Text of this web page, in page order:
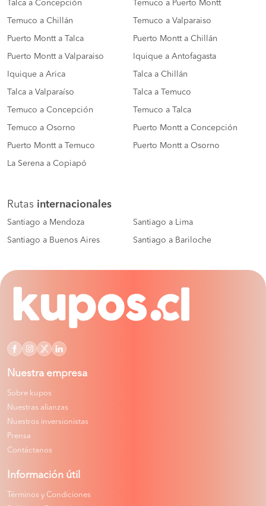
Talca a Concepción Temuco a Puerto Montt
Temuco a Chillán Temuco a Valparaiso
Puerto Montt a Talca Puerto Montt a Chillán
Puerto Montt a Valparaiso Iquique a Antofagasta
Iquique a Arica Talca a Chillán
Talca a Valparaíso Talca a Temuco
Temuco a Concepción Temuco a Talca
Temuco a Osorno Puerto Montt a Concepción
Puerto Montt a Temuco Puerto Montt a Osorno
La Serena a Copiapó
Rutas internacionales
Santiago a Mendoza Santiago a Lima
Santiago a Buenos Aires Santiago a Bariloche
Nuestra empresa
Sobre kupos
Nuestras alianzas
Nuestros inversionistas
Prensa
Contáctanos
Información útil
Términos y Condiciones